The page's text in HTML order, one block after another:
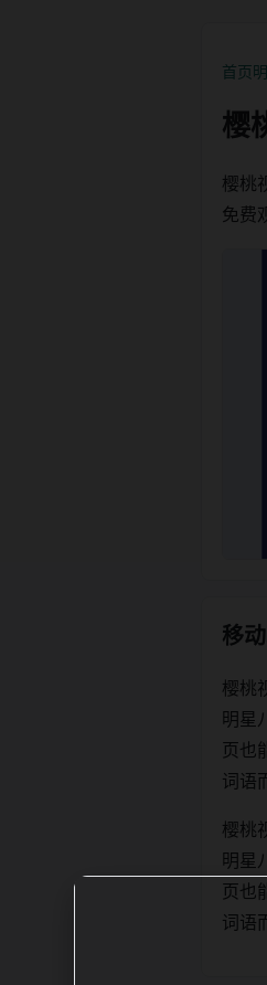
首页
樱
樱桃
免费
移
樱桃
明星
页也
词语
樱桃
明星
页也
词语